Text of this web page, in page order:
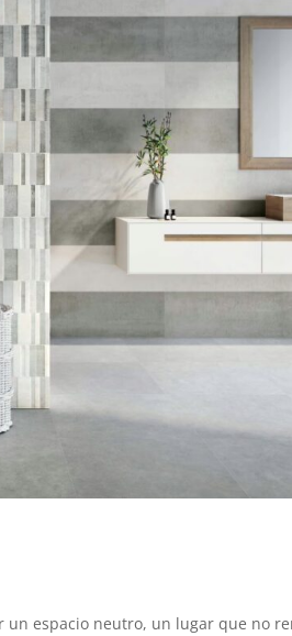
espacio neutro, un lugar que no